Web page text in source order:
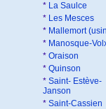
* La Saulce
* Les Mesces
* Mallemort
* Manosque-
* Oraison
* Quinson
* Saint- Estève-
Janson
* Saint-Cassien